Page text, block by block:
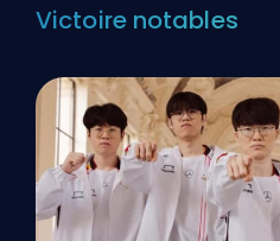
Victoire notables